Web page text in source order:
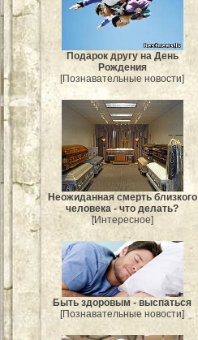
Подарок другу на День
Рождения
[Познавательные новости]
Неожиданная смерть близкого
человека - что делать?
[Интересное]
Быть здоровым - выспаться
[Познавательные новости]